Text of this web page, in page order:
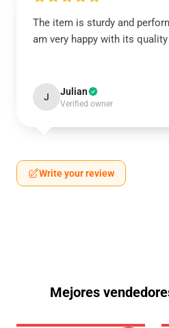
The item is sturdy and
am very happy with its
J Julian
Verified owner
Write your review
Mejores